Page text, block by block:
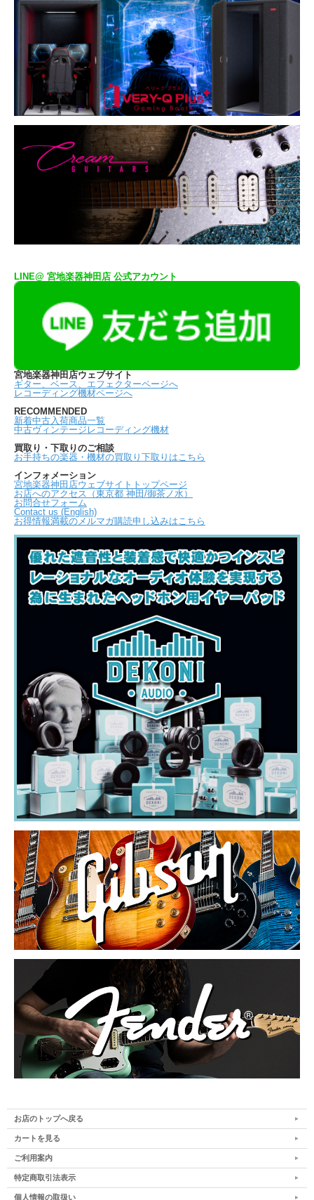
LINE@ 宮地楽器神田店 公式アカウント
宮地楽器神田店ウェブサイト
ギター、ベース、エフェクターページへ
レコーディング機材ページへ
RECOMMENDED
新着中古入荷商品一覧
中古ヴィンテージレコーディング機材
買取り・下取りのご相談
お手持ちの楽器・機材の買取り下取りはこちら
インフォメーション
宮地楽器神田店ウェブサイトトップページ
お店へのアクセス（東京都 神田/御茶ノ水）
お問合せフォーム
Contact us (English)
お得情報満載のメルマガ購読申し込みはこちら
お店のトップへ戻る
カートを見る
ご利用案内
特定商取引法表示
個人情報の取扱い